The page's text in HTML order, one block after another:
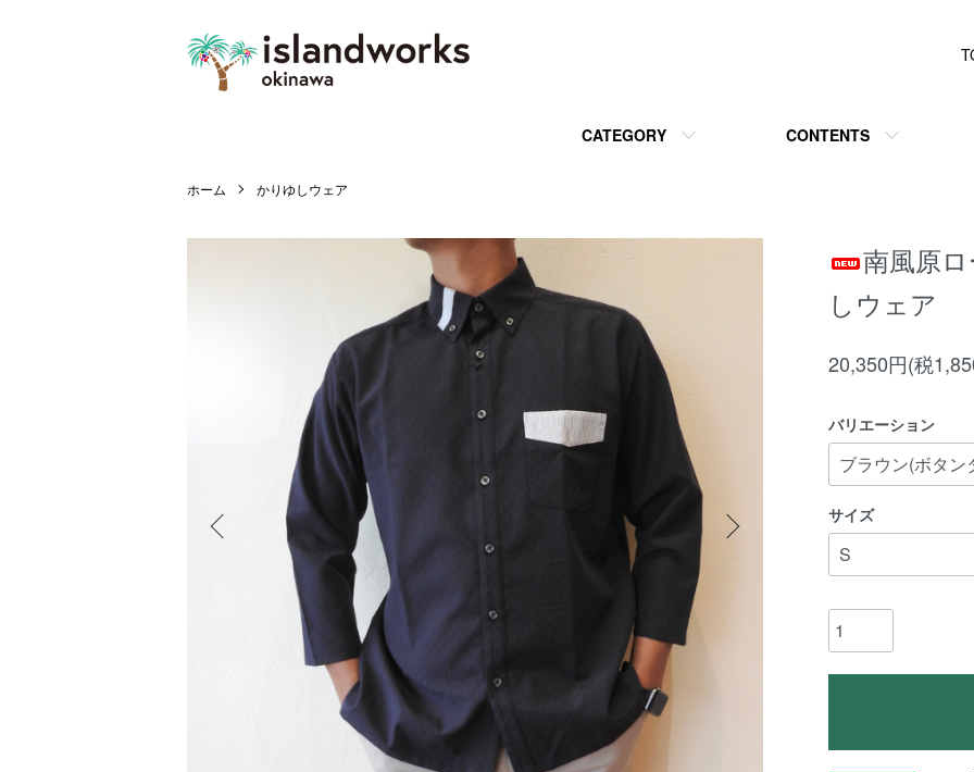
CATEGORY CONTENTS
ホーム かりゆしウェア
南風原
しウェア
20,350円(税
バリエーション
サイズ